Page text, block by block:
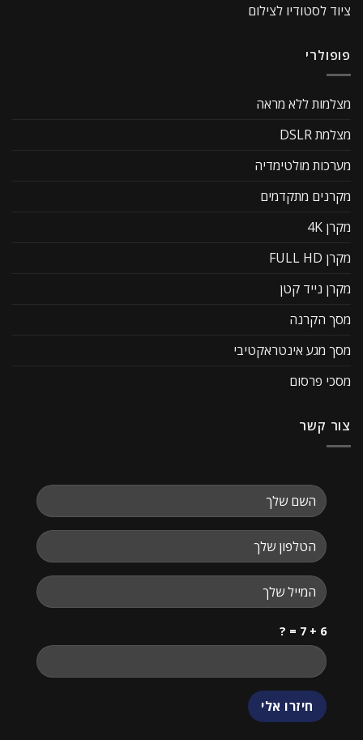
ציוד לסטודיו לצילום
פופולרי
מצלמות ללא מראה
מצלמת DSLR
מערכות מולטימדיה
מקרנים מתקדמים
מקרן 4K
מקרן FULL HD
מקרן נייד קטן
מסך הקרנה
מסך מגע אינטראקטיבי
מסכי פרסום
צור קשר
6 + 7 = ?